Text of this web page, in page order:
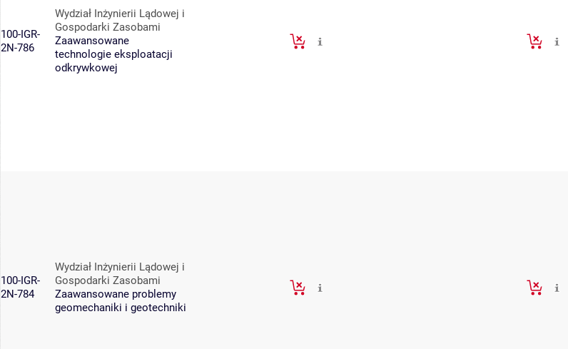
100-IGR-
2N-786
Wydział Inżynierii Lądowej i
Gospodarki Zasobami
Zaawansowane
technologie eksploatacji
odkrywkowej
100-IGR-
2N-784
Wydział Inżynierii Lądowej i
Gospodarki Zasobami
Zaawansowane problemy
geomechaniki i geotechniki